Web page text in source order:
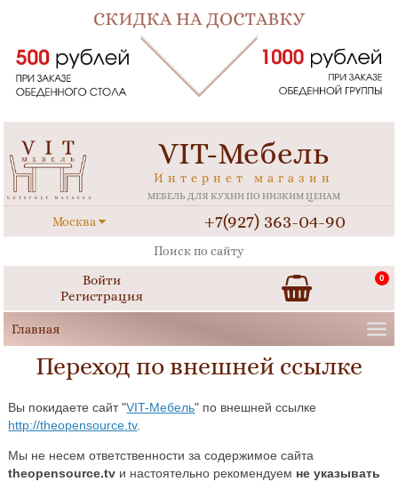
VIT-Мебель
Интернет магазин
МЕБЕЛЬ ДЛЯ КУХНИ ПО НИЗКИМ ЦЕНАМ
Москва +7(927) 363-04-90
Войти
Регистрация
0
Переход по внешней ссылке
Вы покидаете сайт "VIT-Мебель" по внешней ссылке
http://theopensource.tv.
Мы не несем ответственности за содержимое сайта
theopensource.tv и настоятельно рекомендуем не указывать